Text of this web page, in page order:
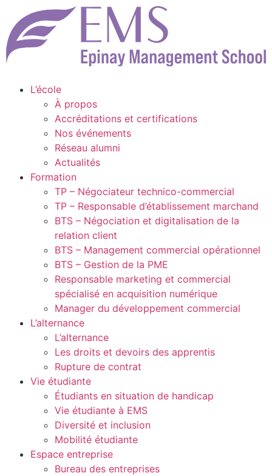
L’école
À propos
Accréditations et certifications
Nos événements
Réseau alumni
Actualités
Formation
TP – Négociateur technico-commercial
TP – Responsable d’établissement marchand
BTS – Négociation et digitalisation de la
relation client
BTS – Management commercial opérationnel
BTS – Gestion de la PME
Responsable marketing et commercial
spécialisé en acquisition numérique
Manager du développement commercial
L’alternance
L’alternance
Les droits et devoirs des apprentis
Rupture de contrat
Vie étudiante
Étudiants en situation de handicap
Vie étudiante à EMS
Diversité et inclusion
Mobilité étudiante
Espace entreprise
Bureau des entreprises